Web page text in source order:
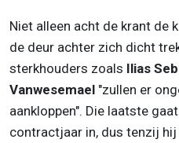
Niet alleen acht de krant de
de deur achter zich dicht
sterkhouders zoals Ilias
Vanwesemael "zullen er
aankloppen". Die laatste
contractjaar in, dus tenzij